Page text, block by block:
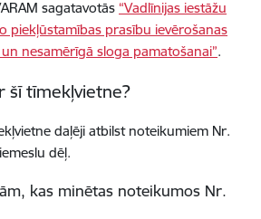
sagatavotās “Vadlīnijas iestāžu
piekļūstamības prasību ievērošanas
nesamērīgā sloga pamatošanai”.
šītīmekļvietne?
daļēji atbilst noteikumiem Nr.
dēļ.
kas minētas noteikumos Nr.